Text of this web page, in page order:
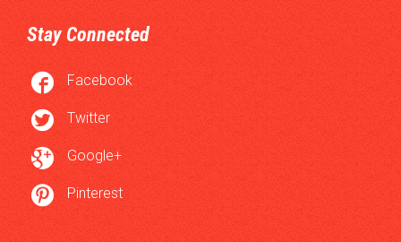
Stay Connected
 Facebook
 Twitter
 Google+
 Pinterest